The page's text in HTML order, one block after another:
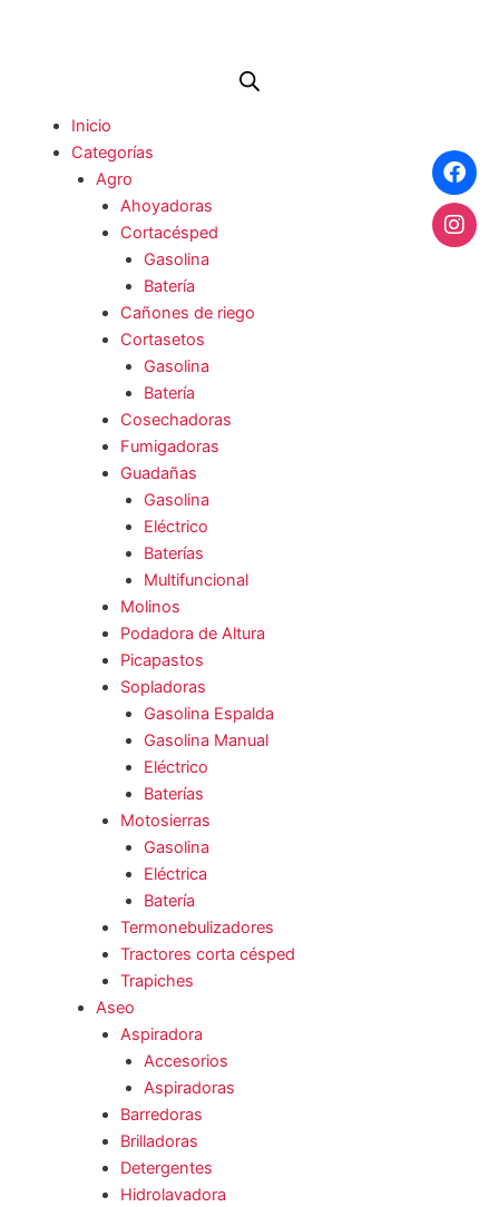
Inicio
Categorías
Agro
Ahoyadoras
Cortacésped
Gasolina
Batería
Cañones de riego
Cortasetos
Gasolina
Batería
Cosechadoras
Fumigadoras
Guadañas
Gasolina
Eléctrico
Baterías
Multifuncional
Molinos
Podadora de Altura
Picapastos
Sopladoras
Gasolina Espalda
Gasolina Manual
Eléctrico
Baterías
Motosierras
Gasolina
Eléctrica
Batería
Termonebulizadores
Tractores corta césped
Trapiches
Aseo
Aspiradora
Accesorios
Aspiradoras
Barredoras
Brilladoras
Detergentes
Hidrolavadora